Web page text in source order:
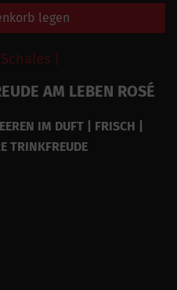
legen
|
AM LEBEN ROSÉ
IM DUFT | FRISCH |
TRINKFREUDE